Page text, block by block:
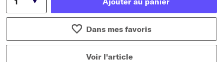
Dans mes favoris
Voir l'article